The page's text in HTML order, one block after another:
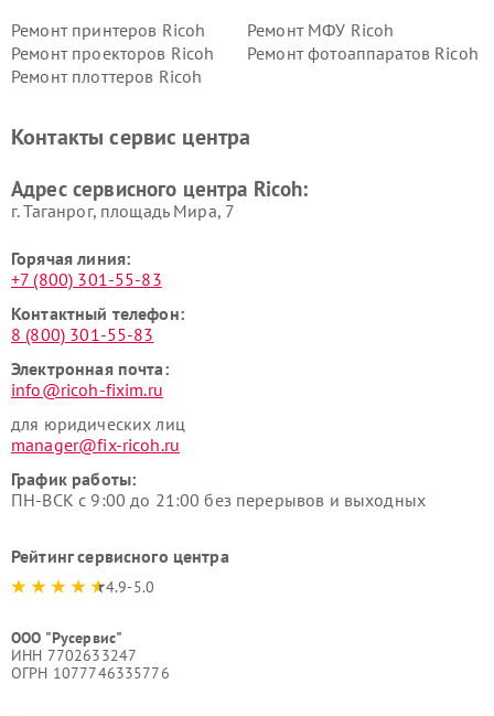
Ремонт принтеров Ricoh
Ремонт МФУ Ricoh
Ремонт проекторов Ricoh
Ремонт фотоаппаратов Ricoh
Ремонт плоттеров Ricoh
Контакты сервис центра
Адрес сервисного центра Ricoh:
г. Таганрог, площадь Мира, 7
Горячая линия:
+7 (800) 301-55-83
Контактный телефон:
8 (800) 301-55-83
Электронная почта:
info@ricoh-fixim.ru
для юридических лиц
manager@fix-ricoh.ru
График работы:
ПН-ВСК с 9:00 до 21:00 без перерывов и выходных
Рейтинг сервисного центра
4.9-5.0
ООО "Русервис"
ИНН 7702633247
ОГРН 1077746335776